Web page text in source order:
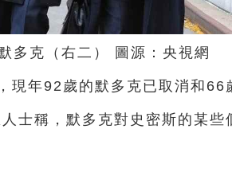
多克（右二） 圖源：央視網
現年92歲的默多克已取消和66
士稱，默多克對史密斯的某些